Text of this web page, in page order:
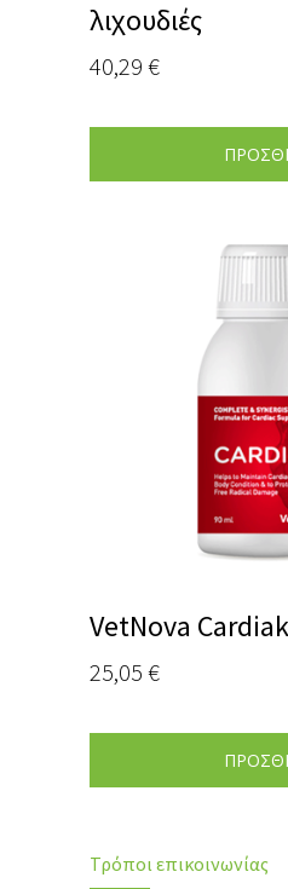
λιχουδιές
40,29 €
VetNova Cardiak
25,05 €
Τρόποι επικοινωνίας